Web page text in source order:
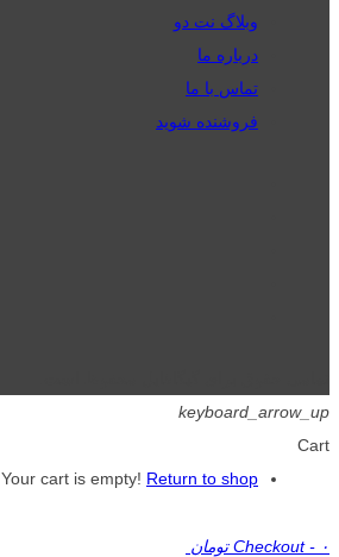
وبلاگ نت دو
درباره ما
تماس با ما
فروشنده شوید
keyboard_arrow_up
Cart
Your cart is empty! Return to shop
Checkout - ۰ تومان